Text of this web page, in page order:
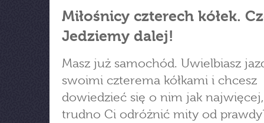
Miłośnicy czterech kółek.
Jedziemy dalej!
Masz już samochód. Uwielbiasz
swoimi czterema kółkami i chcesz
dowiedzieć się o nim jak
trudno Ci odróżnić mity od